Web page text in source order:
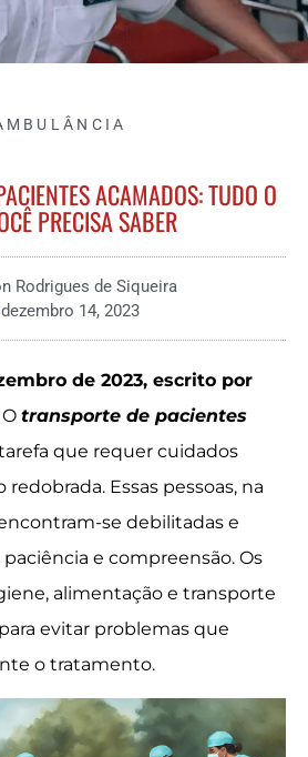
ACAMADOS: TUDO O
PRECISA SABER
Rodrigues de Siqueira
dezembro 14, 2023
de 2023, escrito por
O transporte de pacientes
que requer cuidados
Essas pessoas, na
se debilitadas e
e compreensão. Os
alimentação e transporte
evitar problemas que
o tratamento.